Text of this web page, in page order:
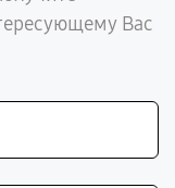
Вас